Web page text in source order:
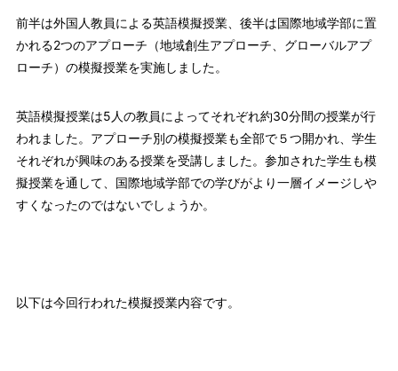
前半は外国人教員による英語模擬授業、後半は国際地域学部に置
かれる2つのアプローチ（地域創生アプローチ、グローバルアプ
ローチ）の模擬授業を実施しました。
英語模擬授業は5人の教員によってそれぞれ約30分間の授業が行
われました。アプローチ別の模擬授業も全部で５つ開かれ、学生
それぞれが興味のある授業を受講しました。参加された学生も模
擬授業を通して、国際地域学部での学びがより一層イメージしや
すくなったのではないでしょうか。
以下は今回行われた模擬授業内容です。